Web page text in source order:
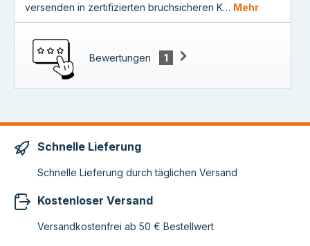
versenden in zertifizierten bruchsicheren K… Mehr
Bewertungen 1
Schnelle Lieferung
Schnelle Lieferung durch täglichen Versand
Kostenloser Versand
Versandkostenfrei ab 50 € Bestellwert